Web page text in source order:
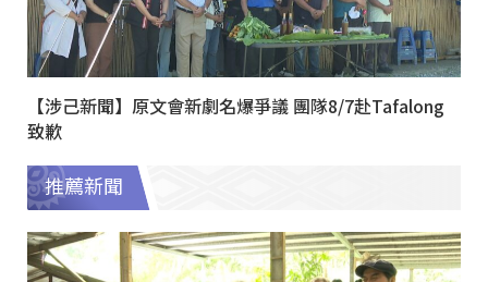
【涉己新聞】原文會新劇名爆爭議 團隊8/7赴Tafalong
致歉
推薦新聞